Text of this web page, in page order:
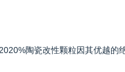
陶瓷改性颗粒因其优越